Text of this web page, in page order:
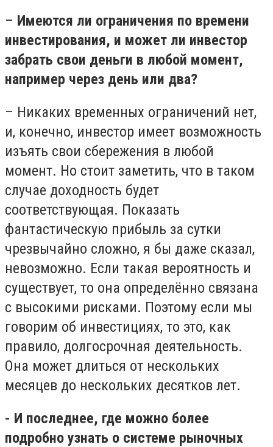
– Имеются ли ограничения по времени
инвестирования, и может ли инвестор
забрать свои деньги в любой момент,
например через день или два?
– Никаких временных ограничений нет,
и, конечно, инвестор имеет возможность
изъять свои сбережения в любой
момент. Но стоит заметить, что в таком
случае доходность будет
соответствующая. Показать
фантастическую прибыль за сутки
чрезвычайно сложно, я бы даже сказал,
невозможно. Если такая вероятность и
существует, то она определённо связана
с высокими рисками. Поэтому если мы
говорим об инвестициях, то это, как
правило, долгосрочная деятельность.
Она может длиться от нескольких
месяцев до нескольких десятков лет.
- И последнее, где можно более
подробно узнать о системе рыночных